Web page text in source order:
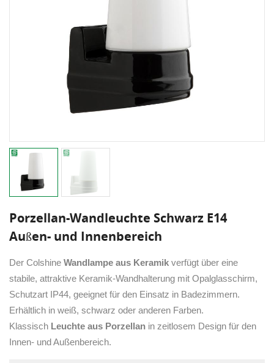
Porzellan-Wandleuchte Schwarz E14
Außen- und Innenbereich
Der Colshine Wandlampe aus Keramik verfügt über eine
stabile, attraktive Keramik-Wandhalterung mit Opalglasschirm,
Schutzart IP44, geeignet für den Einsatz in Badezimmern.
Erhältlich in weiß, schwarz oder anderen Farben.
Klassisch Leuchte aus Porzellan in zeitlosem Design für den
Innen- und Außenbereich.